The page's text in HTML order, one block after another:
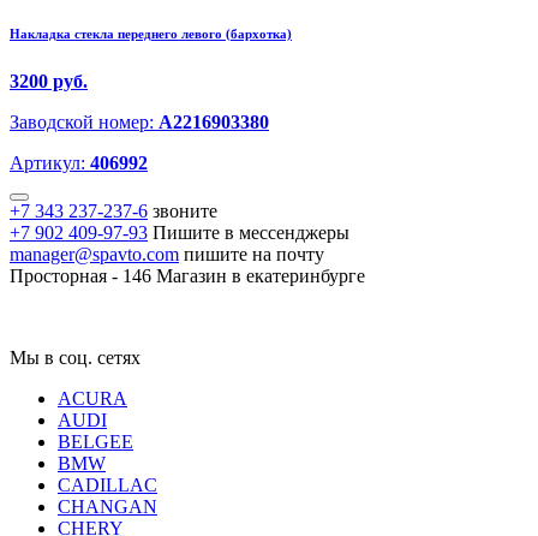
Накладка стекла переднего левого (бархотка)
3200 руб.
Заводской номер: A2216903380
Артикул: 406992
+7 343 237-237-6 звоните
+7 902 409-97-93 Пишите в мессенджеры
manager@spavto.com пишите на почту
Просторная - 146 Магазин в екатеринбурге
Мы в соц. сетях
ACURA
AUDI
BELGEE
BMW
CADILLAC
CHANGAN
CHERY